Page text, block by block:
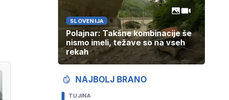
SLOVENIJA
Polajnar: Takšne kombinacije še
nismo imeli, težave so na vseh
rekah
NAJBOLJ BRANO
TUJINA